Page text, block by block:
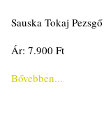
Sauska Tokaj
Ár: 7.900 Ft
Bővebben...